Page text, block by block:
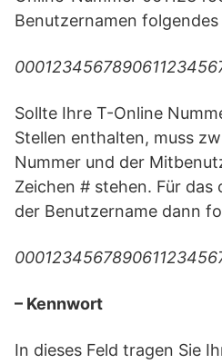
Benutzernamen folgendes
Sollte Ihre T-Online
Stellen enthalten, muss
Nummer und der
Zeichen # stehen. Für das
der Benutzername dann
– Kennwort
In dieses Feld tragen Sie